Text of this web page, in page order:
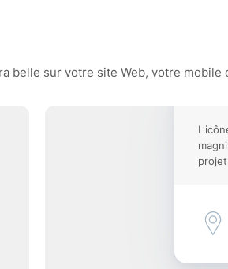
belle sur votre site Web, votre